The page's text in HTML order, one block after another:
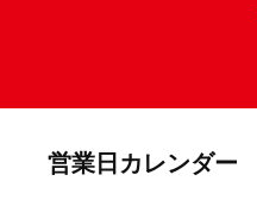
営業⽇カレンダー